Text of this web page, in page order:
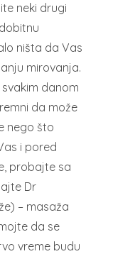
neki drugi
ništa da Vas
mirovanja.
danom
da može
nego što
i pored
probajte sa
Dr
– masaža
da se
vreme budu